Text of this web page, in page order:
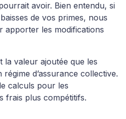
avoir. Bien entendu, si
de vos primes, nous
les modifications
la valeur ajoutée que les
d’assurance collective.
calculs pour les
frais plus compétitifs.